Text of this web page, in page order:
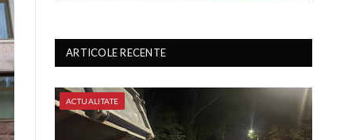
ARTICOLE RECENTE
ACTUALITATE